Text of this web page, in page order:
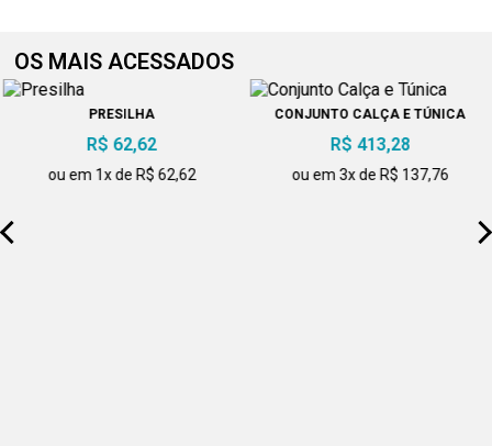
OS MAIS ACESSADOS
PRESILHA
R$ 62,62
ou em 1x de R$ 62,62
CONJUNTO CALÇA E TÚNICA
R$ 413,28
ou em 3x de R$ 137,76